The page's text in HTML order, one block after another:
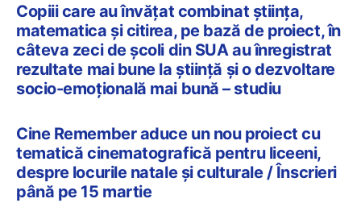
Copiii care au învățat combinat știința,
matematica și citirea, pe bază de proiect, în
câteva zeci de școli din SUA au înregistrat
rezultate mai bune la știință și o dezvoltare
socio-emoțională mai bună – studiu
Cine Remember aduce un nou proiect cu
tematică cinematografică pentru liceeni,
despre locurile natale și culturale / Înscrieri
până pe 15 martie